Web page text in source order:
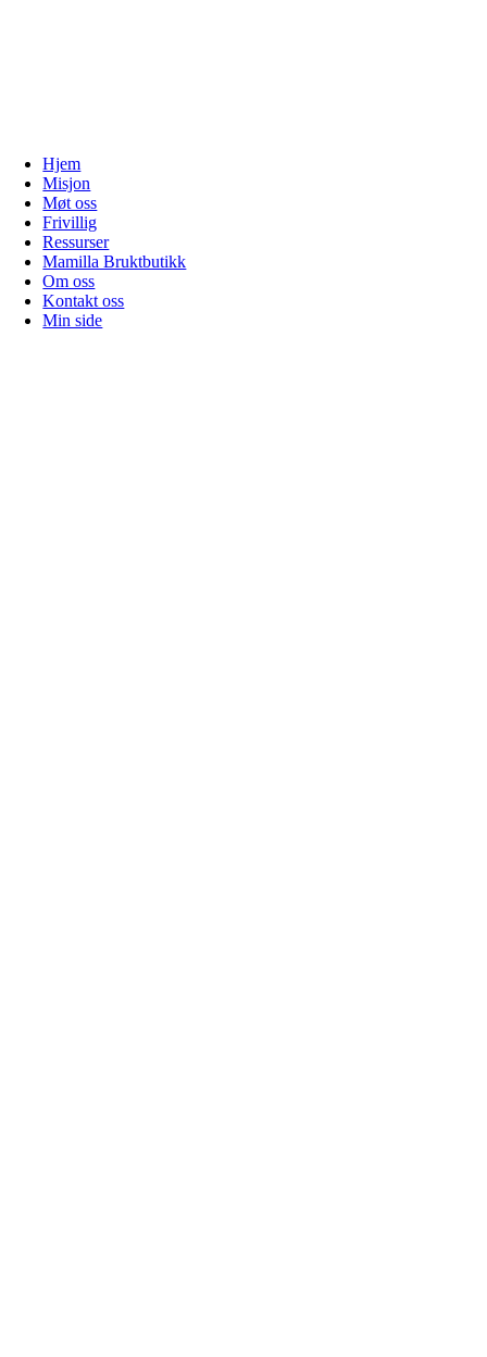
Hjem
Misjon
Møt oss
Frivillig
Ressurser
Mamilla Bruktbutikk
Om oss
Kontakt oss
Min side